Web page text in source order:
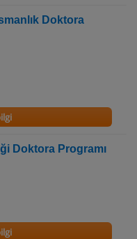
Doktora
Doktora Programı